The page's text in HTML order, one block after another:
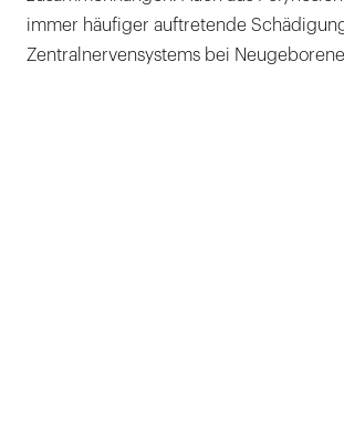
immer häufiger auftretende
Zentralnervensystems bei